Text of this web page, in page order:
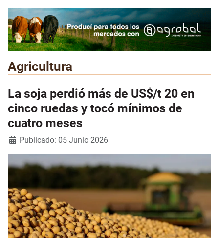
Agricultura
La soja perdió más de US$/t 20 en
cinco ruedas y tocó mínimos de
cuatro meses
Detalles
Publicado: 05 Junio 2026